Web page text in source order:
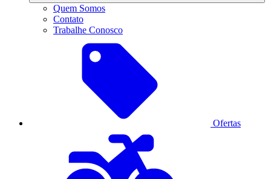
Quem Somos
Contato
Trabalhe Conosco
Ofertas